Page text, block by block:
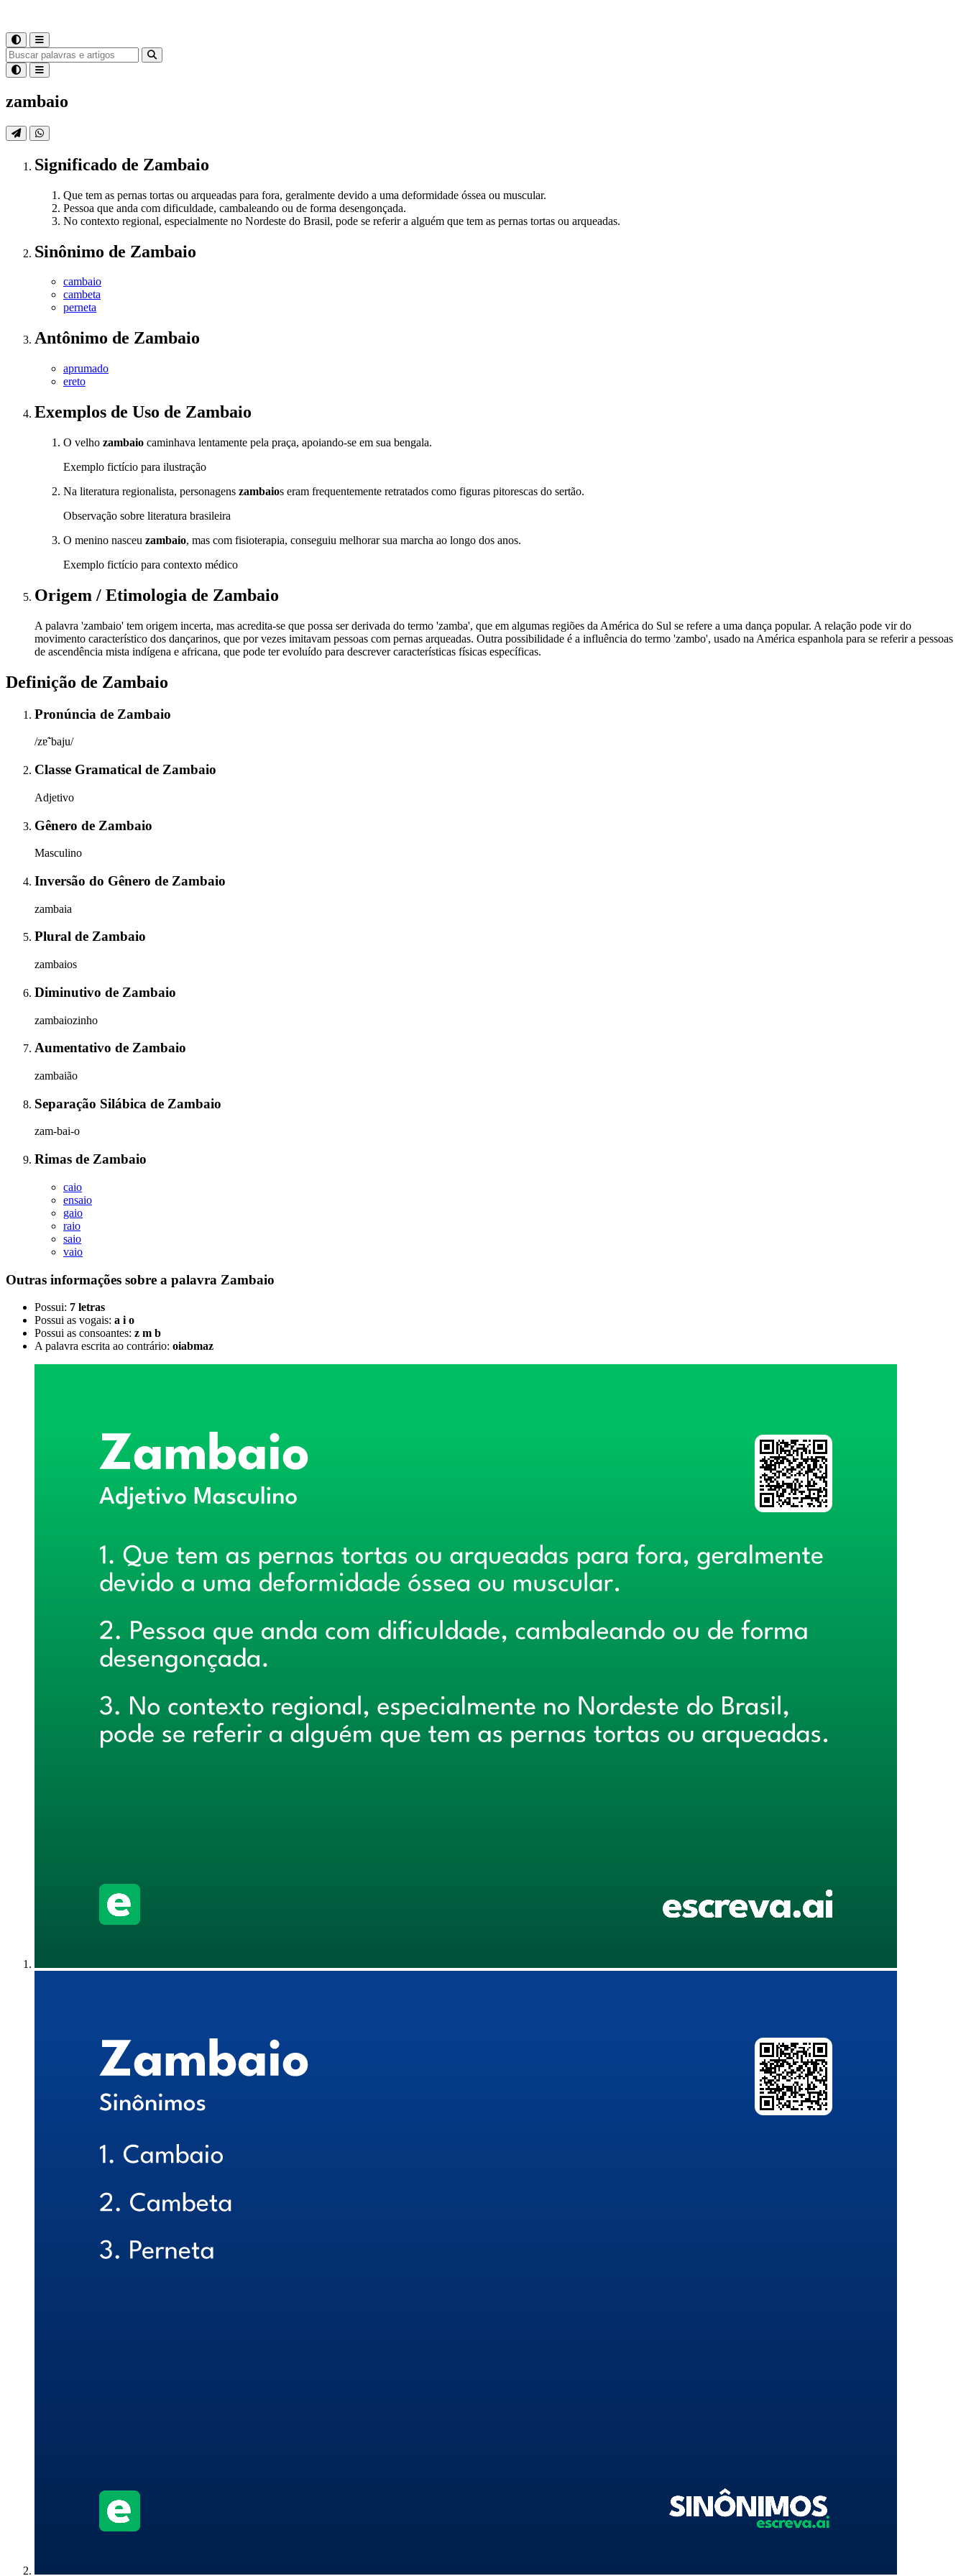
zambaio
Significado de Zambaio
Que tem as pernas tortas ou arqueadas para fora, geralmente devido a uma deformidade óssea ou muscular.
Pessoa que anda com dificuldade, cambaleando ou de forma desengonçada.
No contexto regional, especialmente no Nordeste do Brasil, pode se referir a alguém que tem as pernas tortas ou arqueadas.
Sinônimo de Zambaio
cambaio
cambeta
perneta
Antônimo de Zambaio
aprumado
ereto
Exemplos de Uso de Zambaio
O velho zambaio caminhava lentamente pela praça, apoiando-se em sua bengala.
Exemplo fictício para ilustração
Na literatura regionalista, personagens zambaios eram frequentemente retratados como figuras pitorescas do sertão.
Observação sobre literatura brasileira
O menino nasceu zambaio, mas com fisioterapia, conseguiu melhorar sua marcha ao longo dos anos.
Exemplo fictício para contexto médico
Origem / Etimologia de Zambaio
A palavra 'zambaio' tem origem incerta, mas acredita-se que possa ser derivada do termo 'zamba', que em algumas regiões da América do Sul se refere a uma dança popular. A relação pode vir do
movimento característico dos dançarinos, que por vezes imitavam pessoas com pernas arqueadas. Outra possibilidade é a influência do termo 'zambo', usado na América espanhola para se referir a pessoas
de ascendência mista indígena e africana, que pode ter evoluído para descrever características físicas específicas.
Definição de Zambaio
Pronúncia de Zambaio
/zɐ̃ˈbaju/
Classe Gramatical de Zambaio
Adjetivo
Gênero de Zambaio
Masculino
Inversão do Gênero de Zambaio
zambaia
Plural de Zambaio
zambaios
Diminutivo de Zambaio
zambaiozinho
Aumentativo de Zambaio
zambaião
Separação Silábica de Zambaio
zam-bai-o
Rimas de Zambaio
caio
ensaio
gaio
raio
saio
vaio
Outras informações sobre a palavra Zambaio
Possui: 7 letras
Possui as vogais: a i o
Possui as consoantes: z m b
A palavra escrita ao contrário: oiabmaz